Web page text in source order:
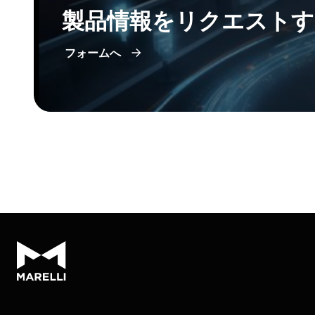
製品情報をリクエスト
フォームへ